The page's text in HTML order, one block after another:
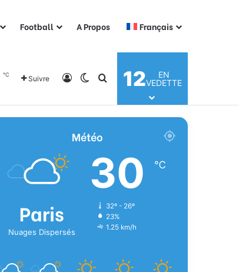
Football A Propos Français
℃ Suivre ConnexionSwitch skin
Rechercher
12
EN
VEDETTE
Météo
Paris
Nuages Dispersés
30 ℃
32º - 26º
23%
1.25 km/h